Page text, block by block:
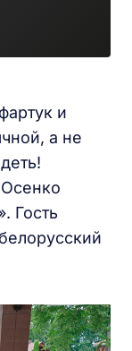
и
а не
Гость